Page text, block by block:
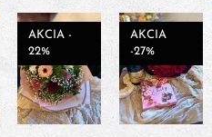
AKCIA -
22%
AKCIA
-27%